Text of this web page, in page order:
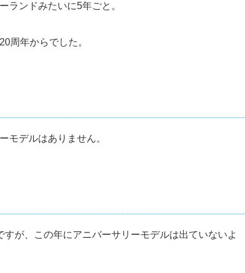
ランドみたいに5年ごと。
周年からでした。
モデルはありません。
が、この年にアニバーサリーモデルは出ていないよ